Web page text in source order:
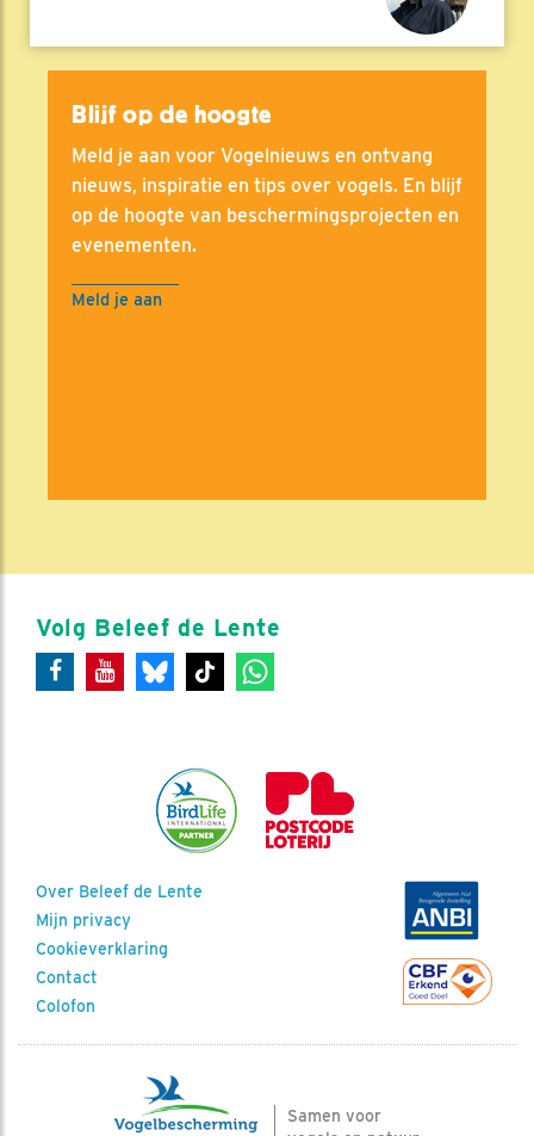
Blijf op de hoogte
Meld je aan voor Vogelnieuws en ontvang
nieuws, inspiratie en tips over vogels. En blijf
op de hoogte van beschermingsprojecten en
evenementen.
Meld je aan
Volg Beleef de Lente
Over Beleef de Lente
Mijn privacy
Cookieverklaring
Contact
Colofon
Samen voor